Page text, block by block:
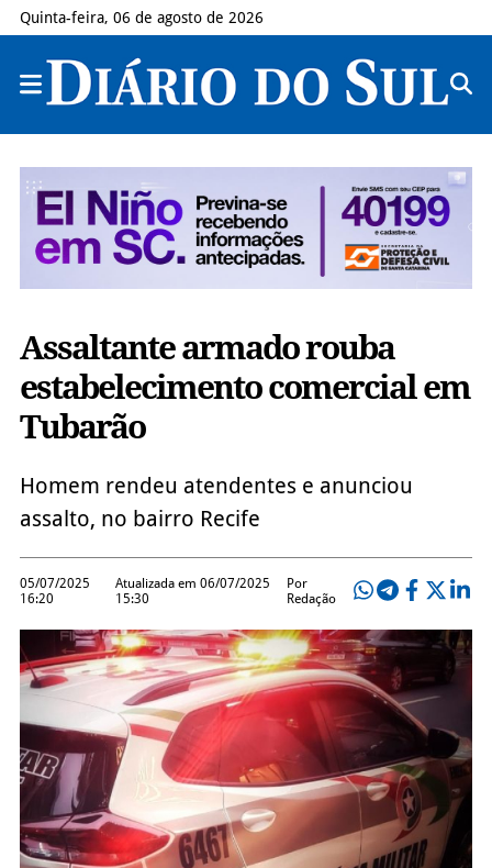
Quinta-feira, 06 de agosto de 2026
Assaltante armado rouba
estabelecimento comercial em
Tubarão
Homem rendeu atendentes e anunciou
assalto, no bairro Recife
05/07/2025
16:20
Atualizada em 06/07/2025
15:30
Por
Redação